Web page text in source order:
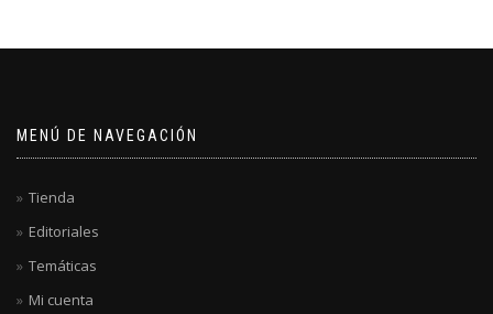
MENÚ DE NAVEGACIÓN
Tienda
Editoriales
Temáticas
Mi cuenta